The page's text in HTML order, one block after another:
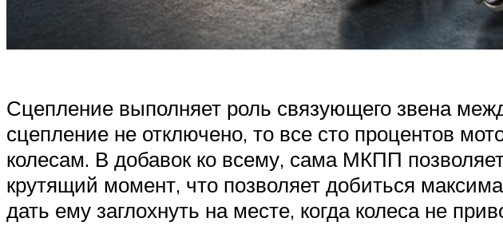
Сцепление выполняет роль связующего звена
сцепление не отключено, то все сто процентов
колесам. В добавок ко всему, сама МКПП
крутящий момент, что позволяет добиться
дать ему заглохнуть на месте, когда колеса не